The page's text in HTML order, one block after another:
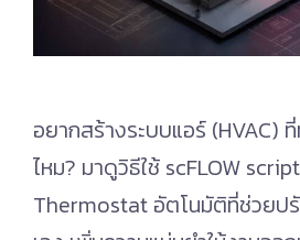
อยากสร้างระบบแอร์ (HVAC)
ไหม? มาดูวิธีใช้ scFLOW
Thermostat อัตโนมัติที่ช่วย